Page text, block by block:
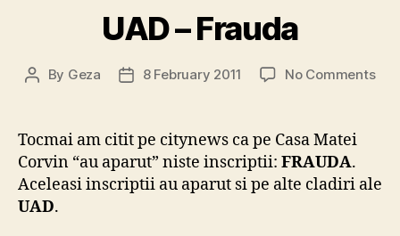
UAD – Frauda
Post
By Geza
Post8 February 2011 No Commentson
Tocmai am citit pe citynews ca pe Casa Matei
Corvin “au aparut” niste inscriptii: FRAUDA.
Aceleasi inscriptii au aparut si pe alte cladiri ale
UAD.